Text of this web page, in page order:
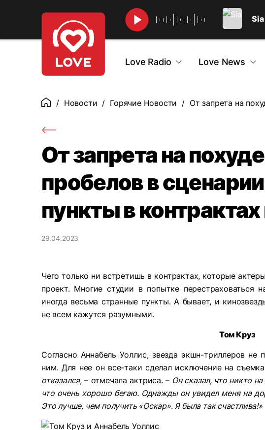
Sia
Love Radio Love News
ГлавнаяНовости Горячие Новости От запрета на
От запрета на
пробелов в
пункты в
29.04.2023
Чего только ни встретишь в контрактах, которые
проект. Многие студии в попытке перестраховаться
иногда весьма странные пункты. А бывает, и
не всем кажутся разумными.
Том Круз
Согласно Аннабель Уоллис, звезда экшн-триллеров
ним. Для нее он все-таки сделал исключение на
отказался, – отмечала актриса. – Он сказал, что никто
что очень хорошо бегаю. Однажды он увидел меня на
Это лучше, чем получить «Оскар».Я была так счастлива!»